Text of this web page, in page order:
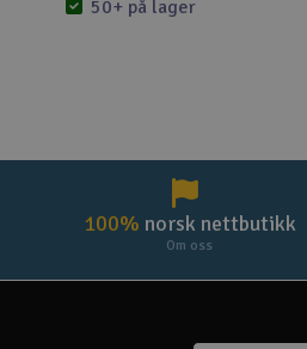
50+ på lager
100% norsk nettbutikk
Om oss